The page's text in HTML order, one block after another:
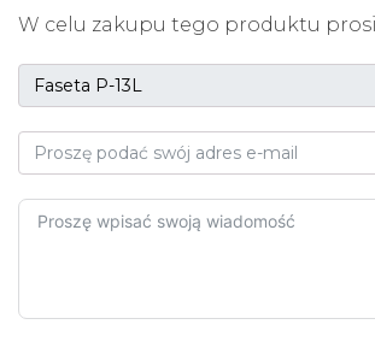
W celu zakupu tego produktu